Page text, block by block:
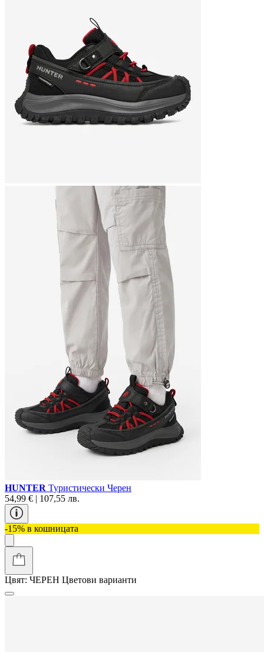
HUNTER Туристически Черен
54,99 € | 107,55 лв.
-15% в кошницата
Цвят: ЧЕРЕН Цветови варианти